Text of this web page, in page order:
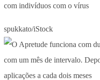
com indivíduos com o vírus
spukkato/iStock